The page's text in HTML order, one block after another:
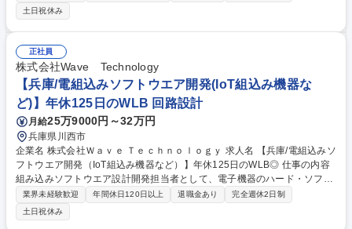
しており、さらに加速中。現場でのリーダーシップを期待しています 【主
な業務内容】 ・電源回路／基板の設計・開発・評価（トランス・チョーク
コイル含む） ・民生用・産業用機器の回路設計（アナログ・デジタル両
方） ・EOL製品対応：代替部品検討～回路再設計・検証 ・チーム技術指
導、設計品質管理、ドキュメント整備 ・半導体電子機器の生産終了に伴う
設計変更・検証 募集職種 【拠点立ち上げ/長崎/電気設計監理指導】回路設
計のプロから現場リーダーへ
土日祝休み
正社員
株式会社Wave Technology
【兵庫/電組込みソフトウエア開発(IoT組込み機器な
ど)】年休125日のWLB 回路設計
月給25万9000円～32万円
兵庫県川西市
企業名 株式会社Ｗａｖｅ Ｔｅｃｈｎｏｌｏｇｙ 求人名 【兵庫/電組込みソ
フトウエア開発（IoT組込み機器など）】年休125日のWLB◎ 仕事の内容
組み込みソフトウエア設計開発担当者として、電子機器のハード・ソフト
設計・開発を担っていただきます。前職で身につけられた技術とのシナジ
ーにより、一層高いレベル、より広い技術範囲でご活躍いただける環境
【具体的な業務補足】 ・組込機器のドライバ／ミドルウエア／API開発 ・
業界未経験歓迎 年間休日120日以上 退職金あり
完全週休2日制
土日祝休み